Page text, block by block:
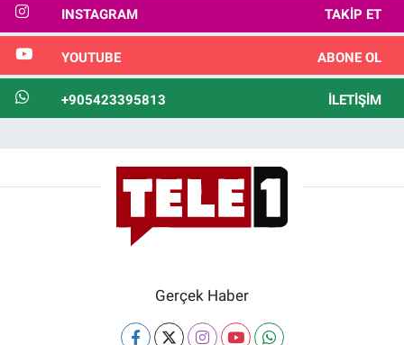
INSTAGRAM TAKIP ET
YOUTUBE ABONE OL
+905423395813 İLETIŞIM
Gerçek Haber